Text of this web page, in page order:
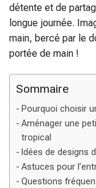
détente et de
longue journée.
main, bercé par le
portée de main !
Sommaire
Pourquoi choisir
Aménager une
tropical
Idées de designs
Astuces pour
Questions